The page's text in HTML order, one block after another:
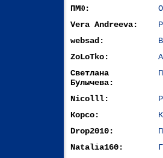
ПМЮ:
Vera Andreeva:
websad:
ZoLoTko:
Светлана
Булычева:
Nicolll:
Корсо:
Drop2010:
Natalia160: